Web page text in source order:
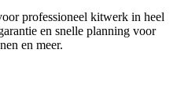
professioneel kitwerk in heel
en snelle planning voor
en meer.